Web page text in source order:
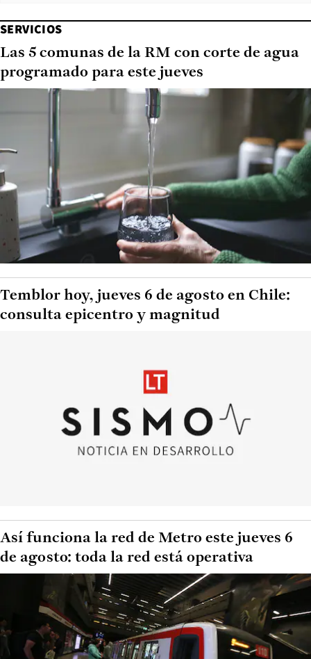
SERVICIOS
Las 5 comunas de la RM con corte de agua
programado para este jueves
Temblor hoy, jueves 6 de agosto en Chile:
consulta epicentro y magnitud
Así funciona la red de Metro este jueves 6
de agosto: toda la red está operativa